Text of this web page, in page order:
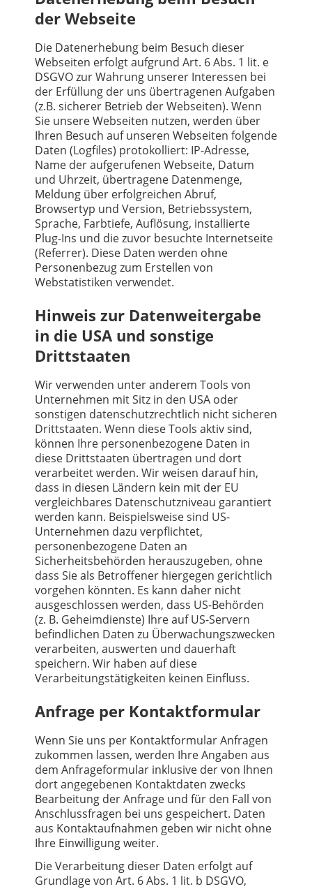
der Webseite
Die Datenerhebung beim Besuch dieser
Webseiten erfolgt aufgrund Art. 6 Abs. 1 lit. e
DSGVO zur Wahrung unserer Interessen bei
der Erfüllung der uns übertragenen Aufgaben
(z.B. sicherer Betrieb der Webseiten). Wenn
Sie unsere Webseiten nutzen, werden über
Ihren Besuch auf unseren Webseiten folgende
Daten (Logfiles) protokolliert: IP-Adresse,
Name der aufgerufenen Webseite, Datum
und Uhrzeit, übertragene Datenmenge,
Meldung über erfolgreichen Abruf,
Browsertyp und Version, Betriebssystem,
Sprache, Farbtiefe, Auflösung, installierte
Plug-Ins und die zuvor besuchte Internetseite
(Referrer). Diese Daten werden ohne
Personenbezug zum Erstellen von
Webstatistiken verwendet.
Hinweis zur Datenweitergabe
in die USA und sonstige
Drittstaaten
Wir verwenden unter anderem Tools von
Unternehmen mit Sitz in den USA oder
sonstigen datenschutzrechtlich nicht sicheren
Drittstaaten. Wenn diese Tools aktiv sind,
können Ihre personenbezogene Daten in
diese Drittstaaten übertragen und dort
verarbeitet werden. Wir weisen darauf hin,
dass in diesen Ländern kein mit der EU
vergleichbares Datenschutzniveau garantiert
werden kann. Beispielsweise sind US-
Unternehmen dazu verpflichtet,
personenbezogene Daten an
Sicherheitsbehörden herauszugeben, ohne
dass Sie als Betroffener hiergegen gerichtlich
vorgehen könnten. Es kann daher nicht
ausgeschlossen werden, dass US-Behörden
(z. B. Geheimdienste) Ihre auf US-Servern
befindlichen Daten zu Überwachungszwecken
verarbeiten, auswerten und dauerhaft
speichern. Wir haben auf diese
Verarbeitungstätigkeiten keinen Einfluss.
Anfrage per Kontaktformular
Wenn Sie uns per Kontaktformular Anfragen
zukommen lassen, werden Ihre Angaben aus
dem Anfrageformular inklusive der von Ihnen
dort angegebenen Kontaktdaten zwecks
Bearbeitung der Anfrage und für den Fall von
Anschlussfragen bei uns gespeichert. Daten
aus Kontaktaufnahmen geben wir nicht ohne
Ihre Einwilligung weiter.
Die Verarbeitung dieser Daten erfolgt auf
Grundlage von Art. 6 Abs. 1 lit. b DSGVO,